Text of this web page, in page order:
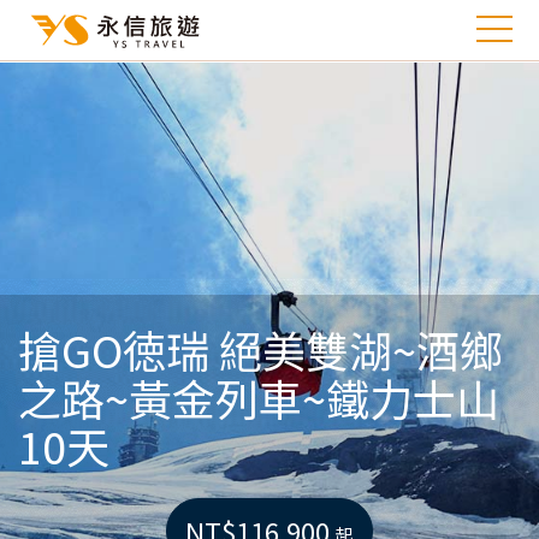
搶GO徳瑞 絕美雙湖~酒鄉
之路~黃金列車~鐵力士山
10天
NT$116,900